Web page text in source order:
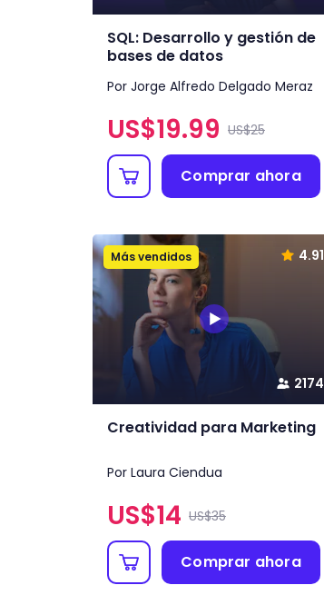
SQL: Desarrollo y gestión de
bases de datos
Por Jorge Alfredo Delgado Meraz
US$19.99 US$25
Comprar ahora
Más vendidos
2174
4.91
Creatividad para Marketing
Por Laura Ciendua
US$14 US$35
Comprar ahora